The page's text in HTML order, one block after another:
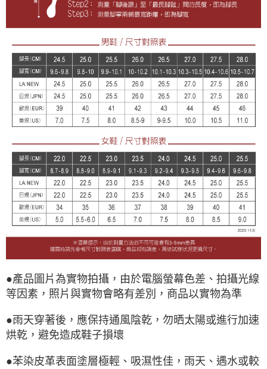
●產品圖片為實物拍攝，由於電腦螢幕色差、拍攝光線
等因素，照片與實物會略有差別，商品以實物為準
●雨天穿著後，應保持通風陰乾，勿晒太陽或進行加速
烘乾，避免造成鞋子損壞
●苯染皮革表面塗層極輕、吸濕性佳，雨天、遇水或較